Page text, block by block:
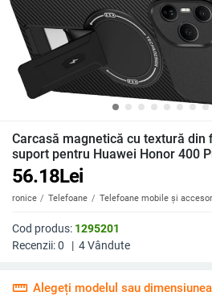
Carcasă magnetică cu textură din
suport pentru Huawei Honor 400
56.18Lei
Telefoane Telefoane mobile și
Cod produs: 1295201
Recenzii:0 | 4Vândute
straighten Alegeți modelul sau